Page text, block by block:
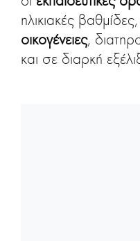
ηλικιακές βαθμίδες,
οικογένειες,
και σε διαρκή